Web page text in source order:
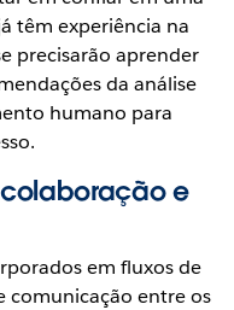
têm experiência na
precisarão aprender
da análise
humano para
e
em fluxos de
comunicação entre os